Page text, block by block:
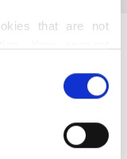
that are not
data for the
at any time
can also find
og garn av høy
base i